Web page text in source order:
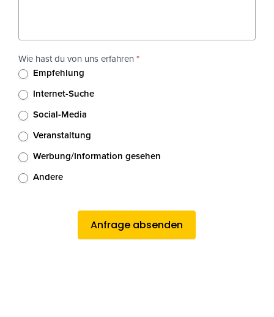
Wie hast du von uns erfahren *
Empfehlung
Internet-Suche
Social-Media
Veranstaltung
Werbung/Information gesehen
Andere
Anfrage absenden